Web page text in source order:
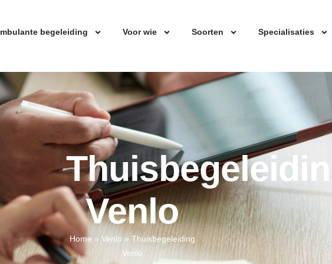
begeleiding Voor wie Soorten Specialisaties
Thuisbegeleiding
Venlo
Home » Venlo » Thuisbegeleiding
Venlo